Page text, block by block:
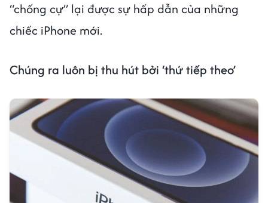
“chống cự” lại được sự hấp dẫn của những
chiếc iPhone mới.
Chúng ra luôn bị thu hút bởi ‘thứ tiếp theo’